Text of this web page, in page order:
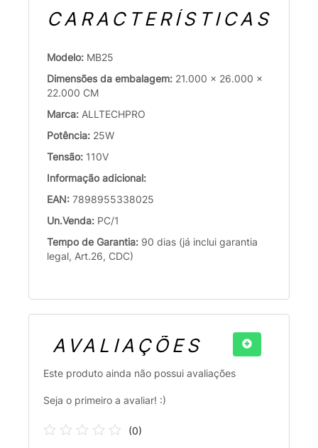
CARACTERÍSTICAS
Modelo: MB25
Dimensões da embalagem: 21.000 x 26.000 x
22.000 CM
Marca: ALLTECHPRO
Potência: 25W
Tensão: 110V
Informação adicional:
EAN: 7898955338025
Un.Venda: PC/1
Tempo de Garantia: 90 dias (já inclui garantia
legal, Art.26, CDC)
AVALIAÇÕES
Este produto ainda não possui avaliações
Seja o primeiro a avaliar! :)
(0)